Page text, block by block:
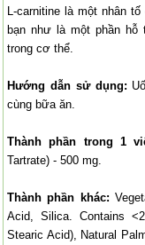
L-carnitine là một nhân
bạn như là một phần
trong cơ thể.
Hướng dẫn sử dụng:
cùng bữa ăn.
Thành phần trong 1
Tartrate) - 500 mg.
Thành phần khác:
Acid, Silica. Contains
Stearic Acid), Natural